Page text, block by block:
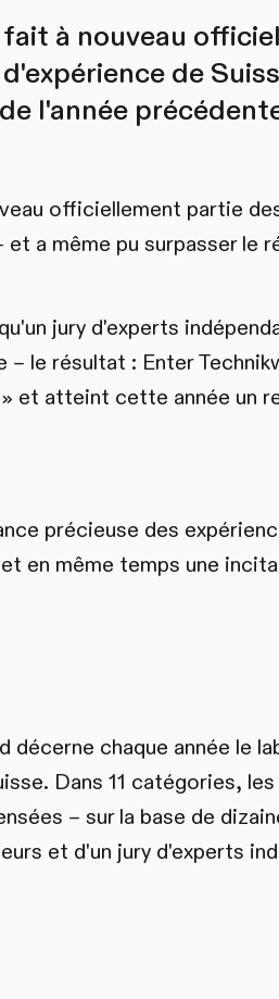
à nouveau
de
l'année
officiellement partie
a même pu surpasser le
jury d'experts
le résultat : Enter
et atteint cette année un
précieuse des
en même temps une
chaque année le
Dans 11 catégories,
– sur la base de
et d'un jury d'experts